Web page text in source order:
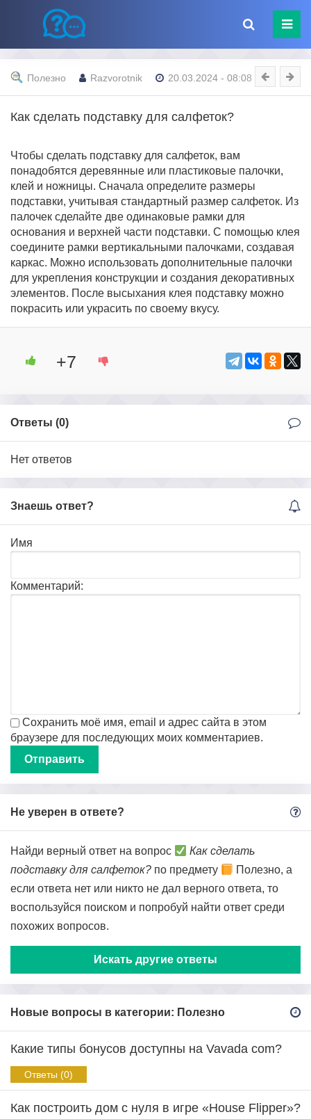
Полезно Razvorotnik 20.03.2024 - 08:08
Как сделать подставку для салфеток?
Чтобы сделать подставку для салфеток, вам
понадобятся деревянные или пластиковые палочки,
клей и ножницы. Сначала определите размеры
подставки, учитывая стандартный размер салфеток. Из
палочек сделайте две одинаковые рамки для
основания и верхней части подставки. С помощью клея
соедините рамки вертикальными палочками, создавая
каркас. Можно использовать дополнительные палочки
для укрепления конструкции и создания декоративных
элементов. После высыхания клея подставку можно
покрасить или украсить по своему вкусу.
+7
Ответы (0)
Нет ответов
Знаешь ответ?
Имя
Комментарий:
Сохранить моё имя, email и адрес сайта в этом
браузере для последующих моих комментариев.
Не уверен в ответе?
Найди верный ответ на вопрос
Как сделать
подставку для салфеток? по предмету
Полезно, а
если ответа нет или никто не дал верного ответа, то
воспользуйся поиском и попробуй найти ответ среди
похожих вопросов.
Искать другие ответы
Новые вопросы в категории: Полезно
Какие типы бонусов доступны на Vavada com?
Ответы (0)
Как построить дом с нуля в игре «House Flipper»?